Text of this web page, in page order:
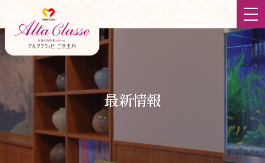
大切にしていること
最新情報